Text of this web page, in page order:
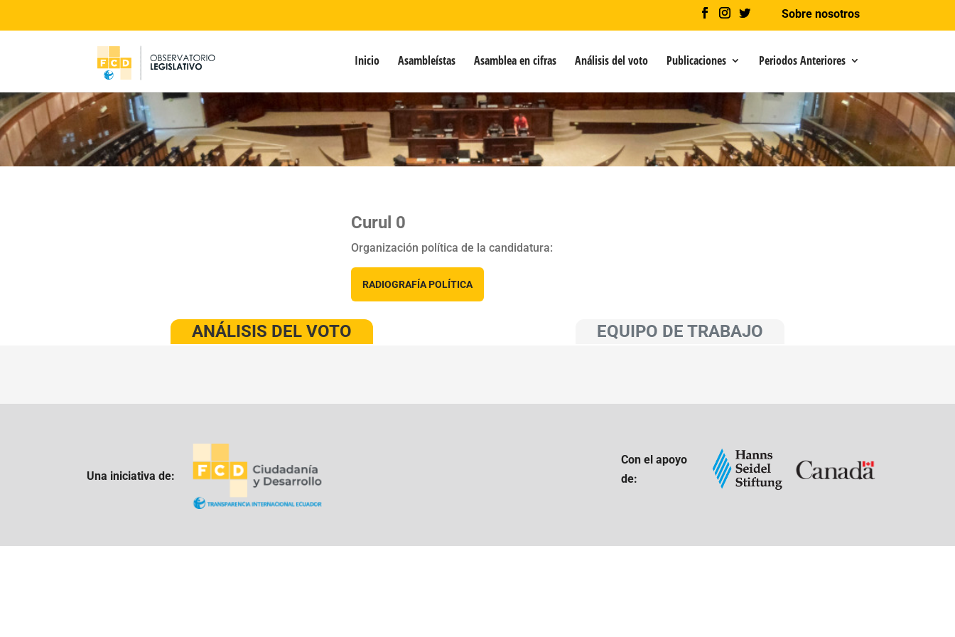
Sobre nosotros
Inicio Asambleístas Asamblea en cifras Análisis del voto Publicaciones Periodos Anteriores
Curul 0
Organización política de la candidatura:
RADIOGRAFÍA POLÍTICA
ANÁLISIS DEL VOTO EQUIPO DE TRABAJO
Una iniciativa de:
Con el apoyo
de: